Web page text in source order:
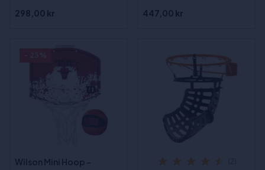
298,00 kr
447,00 kr
Wilson Mini Hoop -